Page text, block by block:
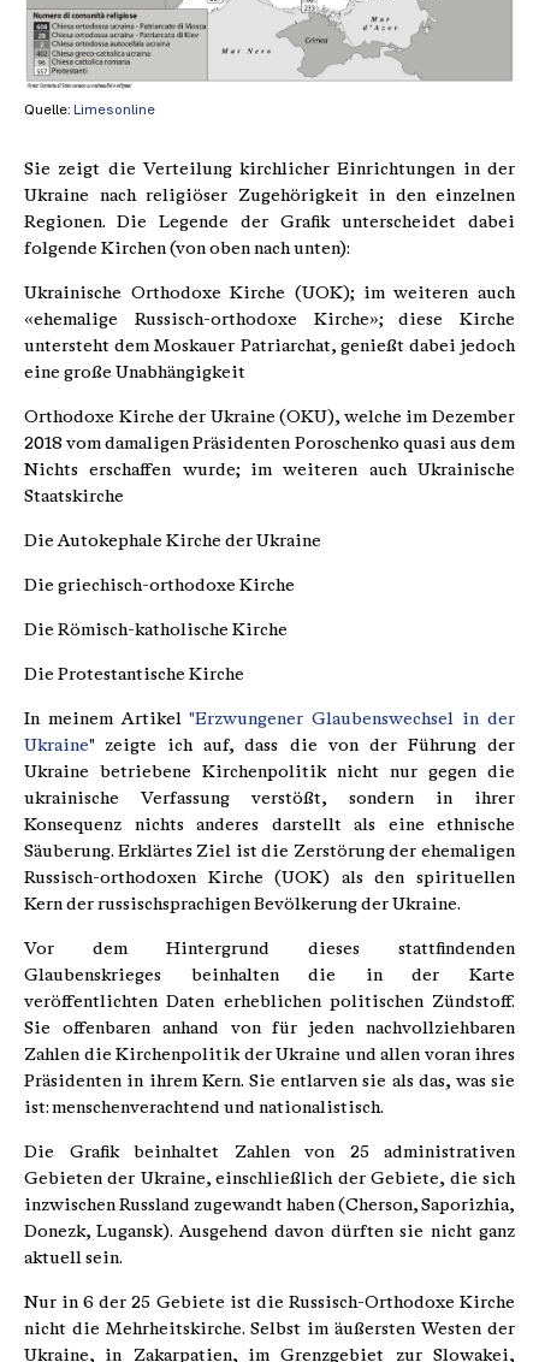
Quelle: Limesonline
Sie zeigt die Verteilung kirchlicher Einrichtungen in der
Ukraine nach religiöser Zugehörigkeit in den einzelnen
Regionen. Die Legende der Grafik unterscheidet dabei
folgende Kirchen (von oben nach unten):
Ukrainische Orthodoxe Kirche (UOK); im weiteren auch
«ehemalige Russisch-orthodoxe Kirche»; diese Kirche
untersteht dem Moskauer Patriarchat, genießt dabei jedoch
eine große Unabhängigkeit
Orthodoxe Kirche der Ukraine (OKU), welche im Dezember
2018 vom damaligen Präsidenten Poroschenko quasi aus dem
Nichts erschaffen wurde; im weiteren auch Ukrainische
Staatskirche
Die Autokephale Kirche der Ukraine
Die griechisch-orthodoxe Kirche
Die Römisch-katholische Kirche
Die Protestantische Kirche
In meinem Artikel "Erzwungener Glaubenswechsel in der
Ukraine" zeigte ich auf, dass die von der Führung der
Ukraine betriebene Kirchenpolitik nicht nur gegen die
ukrainische Verfassung verstößt, sondern in ihrer
Konsequenz nichts anderes darstellt als eine ethnische
Säuberung. Erklärtes Ziel ist die Zerstörung der ehemaligen
Russisch-orthodoxen Kirche (UOK) als den spirituellen
Kern der russischsprachigen Bevölkerung der Ukraine.
Vor dem Hintergrund dieses stattfindenden
Glaubenskrieges beinhalten die in der Karte
veröffentlichten Daten erheblichen politischen Zündstoff.
Sie offenbaren anhand von für jeden nachvollziehbaren
Zahlen die Kirchenpolitik der Ukraine und allen voran ihres
Präsidenten in ihrem Kern. Sie entlarven sie als das, was sie
ist: menschenverachtend und nationalistisch.
Die Grafik beinhaltet Zahlen von 25 administrativen
Gebieten der Ukraine, einschließlich der Gebiete, die sich
inzwischen Russland zugewandt haben (Cherson, Saporizhia,
Donezk, Lugansk). Ausgehend davon dürften sie nicht ganz
aktuell sein.
Nur in 6 der 25 Gebiete ist die Russisch-Orthodoxe Kirche
nicht die Mehrheitskirche. Selbst im äußersten Westen der
Ukraine, in Zakarpatien, im Grenzgebiet zur Slowakei,